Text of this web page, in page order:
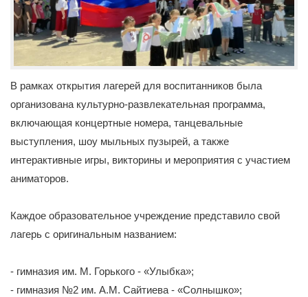
В рамках открытия лагерей для воспитанников была
организована культурно-развлекательная программа,
включающая концертные номера, танцевальные
выступления, шоу мыльных пузырей, а также
интерактивные игры, викторины и мероприятия с участием
аниматоров.
Каждое образовательное учреждение представило свой
лагерь с оригинальным названием:
- гимназия им. М. Горького - «Улыбка»;
- гимназия №2 им. А.М. Сайтиева - «Солнышко»;